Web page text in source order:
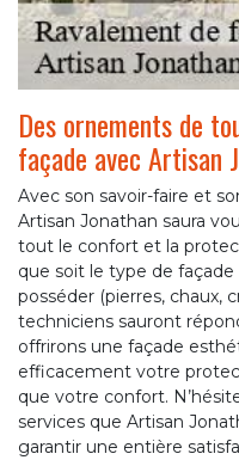
Des ornements de
façade avec Artisan
Avec son savoir-faire et
Artisan Jonathan saura
tout le confort et la
que soit le type de
posséder (pierres, chaux,
techniciens sauront
offrirons une façade
efficacement votre
que votre confort.
services que Artisan
garantir une entière